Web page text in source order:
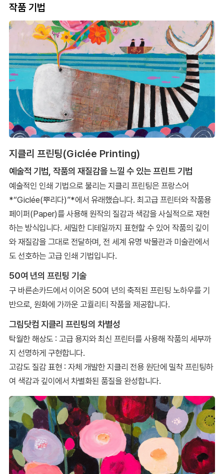
작품 기법
지클리 프린팅(Giclée Printing)
예술적 기법, 작품의 재질감을 느낄 수 있는 프린트 기법
예술적인 인쇄 기법으로 불리는 지클리 프린팅은 프랑스어
*“Giclée(뿌리다)”*에서 유래했습니다. 최고급 프린터와 작품용
페이퍼(Paper)를 사용해 원작의 질감과 색감을 사실적으로 재현
하는 방식입니다. 세밀한 디테일까지 표현할 수 있어 작품의 깊이
와 재질감을 그대로 전달하며, 전 세계 유명 박물관과 미술관에서
도 선호하는 고급 인쇄 기법입니다.
50여 년의 프린팅 기술
구 바른손카드에서 이어온 50여 년의 축적된 프린팅 노하우를 기
반으로, 원화에 가까운 고퀄리티 작품을 제공합니다.
그림닷컴 지클리 프린팅의 차별성
탁월한 해상도 : 고급 용지와 최신 프린터를 사용해 작품의 세부까
지 선명하게 구현합니다.
고감도 질감 표현 : 자체 개발한 지클리 전용 원단에 밀착 프린팅하
여 색감과 깊이에서 차별화된 품질을 완성합니다.